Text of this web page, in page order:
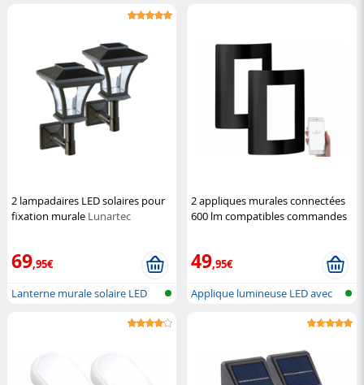
2 lampadaires LED solaires pour
fixation murale Lunartec
69,95€
Lanterne murale solaire LED
2 appliques murales connectées
600 lm compatibles commandes
49,95€
Applique lumineuse LED avec